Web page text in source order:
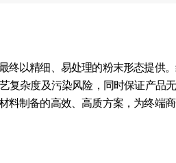
终以精细、易处理的粉末形态提供
杂度及污染风险，同时保证产品无
制备的高效、高质方案，为终端商